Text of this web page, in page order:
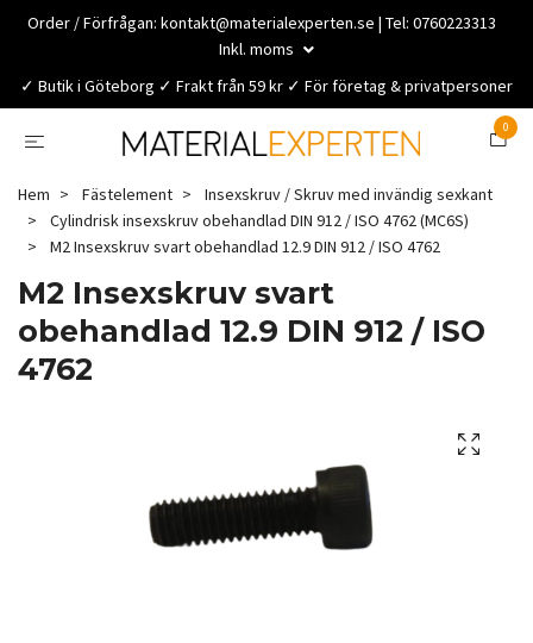
Order / Förfrågan: kontakt@materialexperten.se | Tel: 0760223313
Inkl. moms
✓ Butik i Göteborg ✓ Frakt från 59 kr ✓ För företag & privatpersoner
0
Hem Fästelement
Insexskruv / Skruv med invändig sexkant
Cylindrisk insexskruv obehandlad DIN 912 / ISO 4762 (MC6S)
M2 Insexskruv svart obehandlad 12.9 DIN 912 / ISO 4762
M2 Insexskruv svart
obehandlad 12.9 DIN 912 / ISO
4762